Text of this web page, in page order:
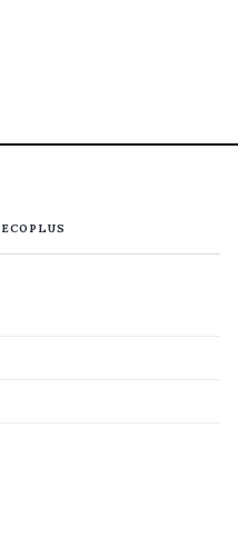
ECOPLUS